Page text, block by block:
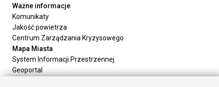
Ważne informacje
Komunikaty
Jakość powietrza
Centrum Zarządzania Kryzysowego
Mapa Miasta
System Informacji Przestrzennej
Geoportal